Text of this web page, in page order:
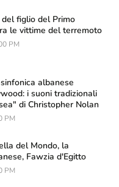
figlio del Primo
le vittime del terremoto
PM
albanese
i suoni tradizionali
di Christopher Nolan
PM
del Mondo, la
Fawzia d'Egitto
PM